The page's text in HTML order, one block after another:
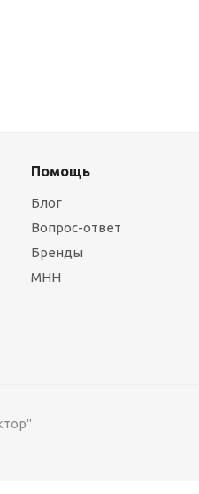
Помощь
Блог
Вопрос-ответ
Бренды
МНН